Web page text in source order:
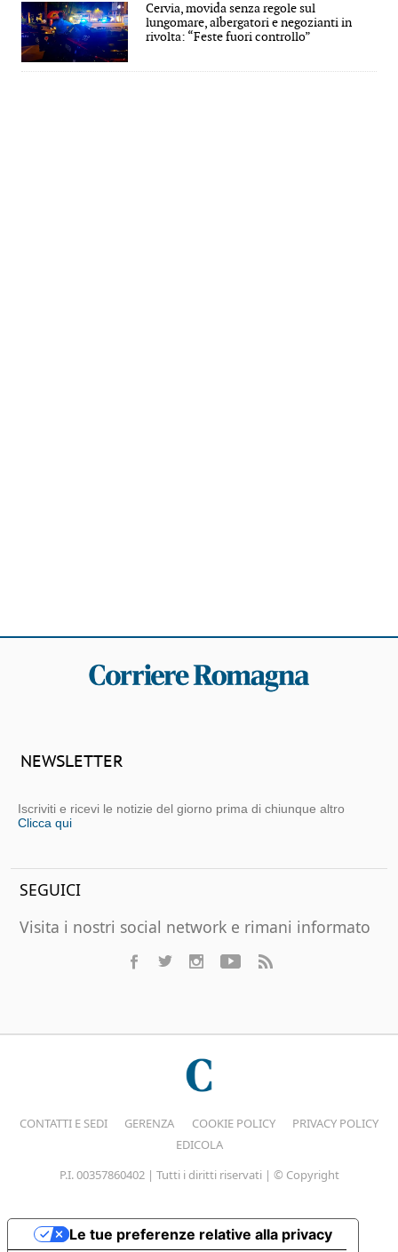
Cervia, movida senza regole sul
lungomare, albergatori e negozianti in
rivolta: “Feste fuori controllo”
NEWSLETTER
Iscriviti e ricevi le notizie del giorno prima di chiunque altro
Clicca qui
SEGUICI
Visita i nostri social network e rimani informato
CONTATTI E SEDI GERENZA COOKIE POLICY
PRIVACY POLICY
EDICOLA
P.I. 00357860402 | Tutti i diritti riservati | © Copyright
Le tue preferenze relative alla privacy